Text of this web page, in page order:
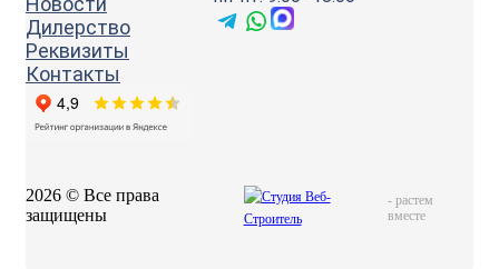
Дилерство
Реквизиты
Контакты
2026 © Все права
защищены
- растем
вместе